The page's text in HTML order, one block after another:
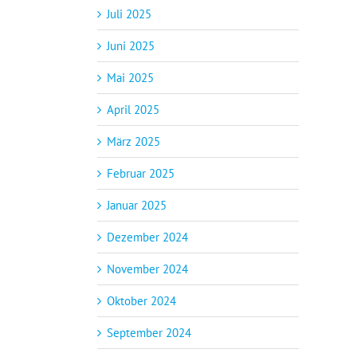
Juli 2025
Juni 2025
Mai 2025
April 2025
März 2025
Februar 2025
Januar 2025
Dezember 2024
November 2024
Oktober 2024
September 2024